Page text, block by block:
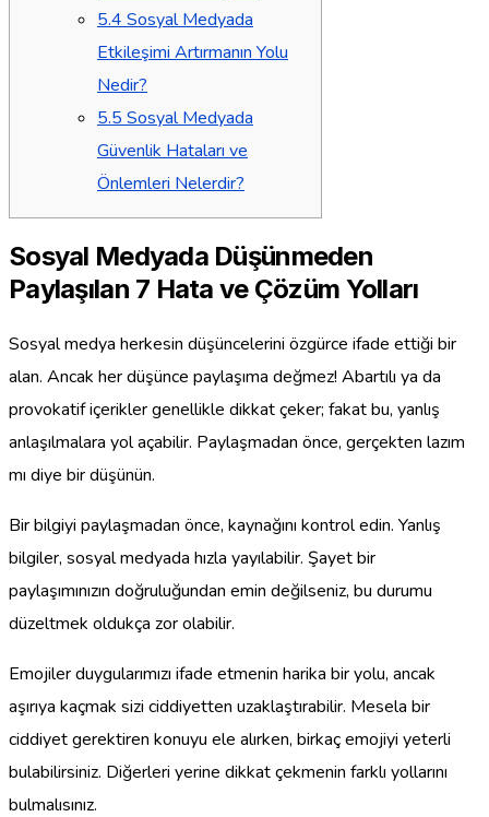
5.4 Sosyal Medyada
Etkileşimi Artırmanın Yolu
Nedir?
5.5 Sosyal Medyada
Güvenlik Hataları ve
Önlemleri Nelerdir?
Sosyal Medyada Düşünmeden
Paylaşılan 7 Hata ve Çözüm Yolları
Sosyal medya herkesin düşüncelerini özgürce ifade ettiği bir
alan. Ancak her düşünce paylaşıma değmez! Abartılı ya da
provokatif içerikler genellikle dikkat çeker; fakat bu, yanlış
anlaşılmalara yol açabilir. Paylaşmadan önce, gerçekten lazım
mı diye bir düşünün.
Bir bilgiyi paylaşmadan önce, kaynağını kontrol edin. Yanlış
bilgiler, sosyal medyada hızla yayılabilir. Şayet bir
paylaşımınızın doğruluğundan emin değilseniz, bu durumu
düzeltmek oldukça zor olabilir.
Emojiler duygularımızı ifade etmenin harika bir yolu, ancak
aşırıya kaçmak sizi ciddiyetten uzaklaştırabilir. Mesela bir
ciddiyet gerektiren konuyu ele alırken, birkaç emojiyi yeterli
bulabilirsiniz. Diğerleri yerine dikkat çekmenin farklı yollarını
bulmalısınız.